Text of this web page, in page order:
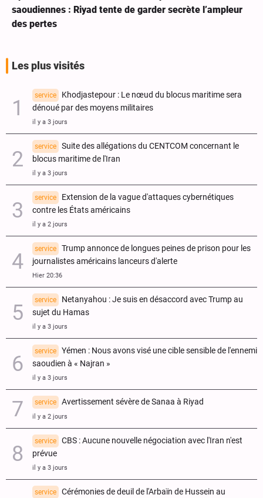
saoudiennes : Riyad tente de garder secrète l’ampleur
des pertes
Les plus visités
service
Khodjastepour : Le nœud du blocus maritime sera
dénoué par des moyens militaires
il y a 3 jours
service
Suite des allégations du CENTCOM concernant le
blocus maritime de l'Iran
il y a 3 jours
service
Extension de la vague d'attaques cybernétiques
contre les États américains
il y a 2 jours
service
Trump annonce de longues peines de prison pour les
journalistes américains lanceurs d'alerte
Hier 20:36
service
Netanyahou : Je suis en désaccord avec Trump au
sujet du Hamas
il y a 3 jours
service
Yémen : Nous avons visé une cible sensible de l'ennemi
saoudien à « Najran »
il y a 3 jours
service Avertissement sévère de Sanaa à Riyad
il y a 2 jours
service
CBS : Aucune nouvelle négociation avec l'Iran n'est
prévue
il y a 3 jours
service
Cérémonies de deuil de l'Arbaïn de Hussein au